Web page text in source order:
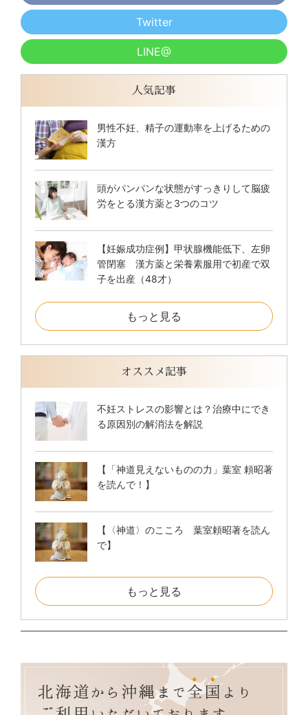
Twitter
LINE@
人気記事
男性不妊、精子の運動率を上げるための
漢方
頭がパンパンな状態がすっきりして脳疲
労をとる漢方薬と3つのコツ
【妊娠成功症例】甲状腺機能低下、左卵
管閉塞 漢方薬と栄養素服用で初産で双
子を出産（48才）
もっと見る
オススメ記事
不妊ストレスの影響とは？治療中にでき
る原因別の解消法を解説
【「神道見えないものの力」葉室 頼昭著
を読んで！】
【〈神道〉のこころ 葉室頼昭著を読ん
で】
もっと見る